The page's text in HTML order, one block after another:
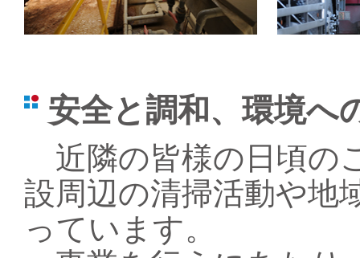
安全と調和、環境へ
近隣の皆様の日頃の
設周辺の清掃活動や地
っています。